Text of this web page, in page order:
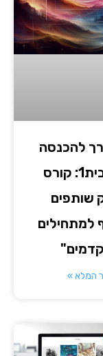
להכנסה
פסיבית1: קורס
שותפים
למתחילים
המלא »